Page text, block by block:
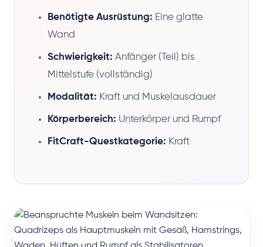
Benötigte Ausrüstung: Eine glatte
Wand
Schwierigkeit: Anfänger (Teil) bis
Mittelstufe (vollständig)
Modalität: Kraft und Muskelausdauer
Körperbereich: Unterkörper und Rumpf
FitCraft-Questkategorie: Kraft